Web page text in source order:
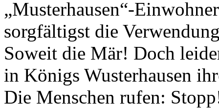
„Musterhausen“-
sorgfältigst die
Soweit die Mär! Doch
in Königs Wusterhausen
Die Menschen rufen: